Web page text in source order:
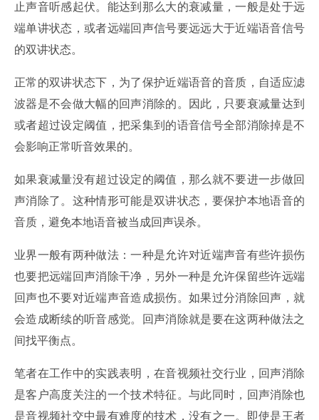
止声音听感起伏。能达到那么大的衰减量，一般是处于远
端单讲状态，或者远端回声信号要远远大于近端语音信号
的双讲状态。
正常的双讲状态下，为了保护近端语音的音质，自适应滤
波器是不会做大幅的回声消除的。因此，只要衰减量达到
或者超过设定阈值，把采集到的语音信号全部消除掉是不
会影响正常听音效果的。
如果衰减量没有超过设定的阈值，那么就不要进一步做回
声消除了。这种情形可能是双讲状态，要保护本地语音的
音质，避免本地语音被当成回声误杀。
业界一般有两种做法：一种是允许对近端声音有些许损伤
也要把远端回声消除干净，另外一种是允许保留些许远端
回声也不要对近端声音造成损伤。如果过分消除回声，就
会造成断续的听音感觉。回声消除就是要在这两种做法之
间找平衡点。
笔者在工作中的实践表明，在音视频社交行业，回声消除
是客户高度关注的一个技术特征。与此同时，回声消除也
是音视频社交中最有难度的技术，没有之一。即使是王者